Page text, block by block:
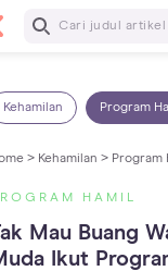
Baca
Kehamilan Program
> Kehamilan > Program
HAMIL
Mau Buang
Ikut